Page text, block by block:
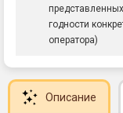
годности
оператора)
Описание